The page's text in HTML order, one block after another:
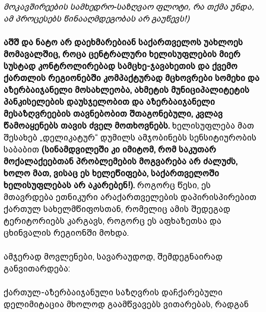
მოკავშირეების სამხედრო-საზღვაო ფლოტი, რა თქმა უნდა,
ამ პროცესებს წინააღმდეგობას არ გაუწევს!)
აშშ და ნატო არ დაეხმარებიან საქართველოს უახლოეს
მომავალშიც, როცა ცენტრალური ხელისუფლების მიერ
სუსტად კონტროლირებად სამცხე-ჯავახეთის და ქვემო
ქართლის რეგიონებში კომპაქტურად მცხოვრები სომეხი და
აზერბაიჯანელი მოსახლეობა, ახმეტის მუნიციპალიტეტის
პანკისელების დაუსჯელობით და აზერბაიჯანელი
მესაზღვრეების თავნებობით შთაგონებული, კვლავ
წამოაყენებს თავის ძველ მოთხოვნებს. ხელისუფლება მათ
შესახებ „დელიკატურ“ დუმილს ამჯობინებს სენსიტიურობის
საბაბით (სინამდვილეში კი იმიტომ, რომ საკუთარ
მოქალაქეებთან პრობლემების მოგვარება არ ძალუძს,
ხოლო მათ, ვისაც ეს ხელეწიფება, საქართველოში
ხელისუფლებას არ აკარებენ!). როგორც წესი, ეს
მთავრდება ეთნიკური არაქართველების დაპირისპირებით
ქართულ სახელმწიფოსთან, რომელიც ამის შედეგად
ტერიტორიებს კარგავს, როგორც ეს აფხაზეთსა და
ცხინვალის რეგიონში მოხდა.
ამჯერად მოვლენები, სავარაუდოდ, შემდეგნაირად
განვითარდება:
ქართულ-აზერბაიჯანული საზღვრის დაჩქარებული
დელიმიტაცია მხოლოდ გაამწვავებს ვითარებას, რადგან